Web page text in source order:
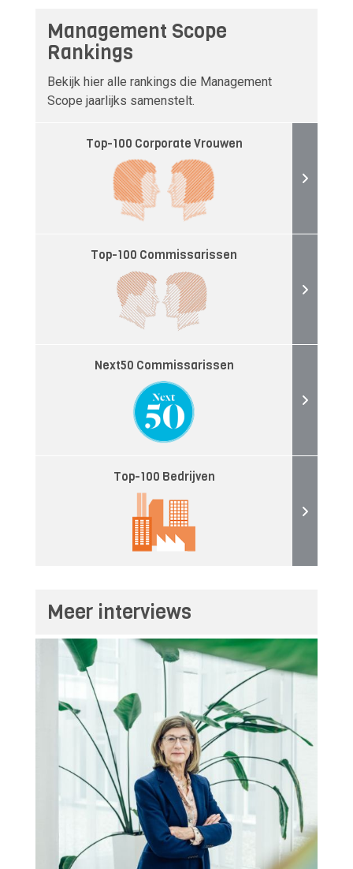
Management Scope
Rankings
Bekijk hier alle rankings die Management
Scope jaarlijks samenstelt.
Top-100 Corporate Vrouwen
Top-100 Commissarissen
Next50 Commissarissen
Top-100 Bedrijven
Meer interviews